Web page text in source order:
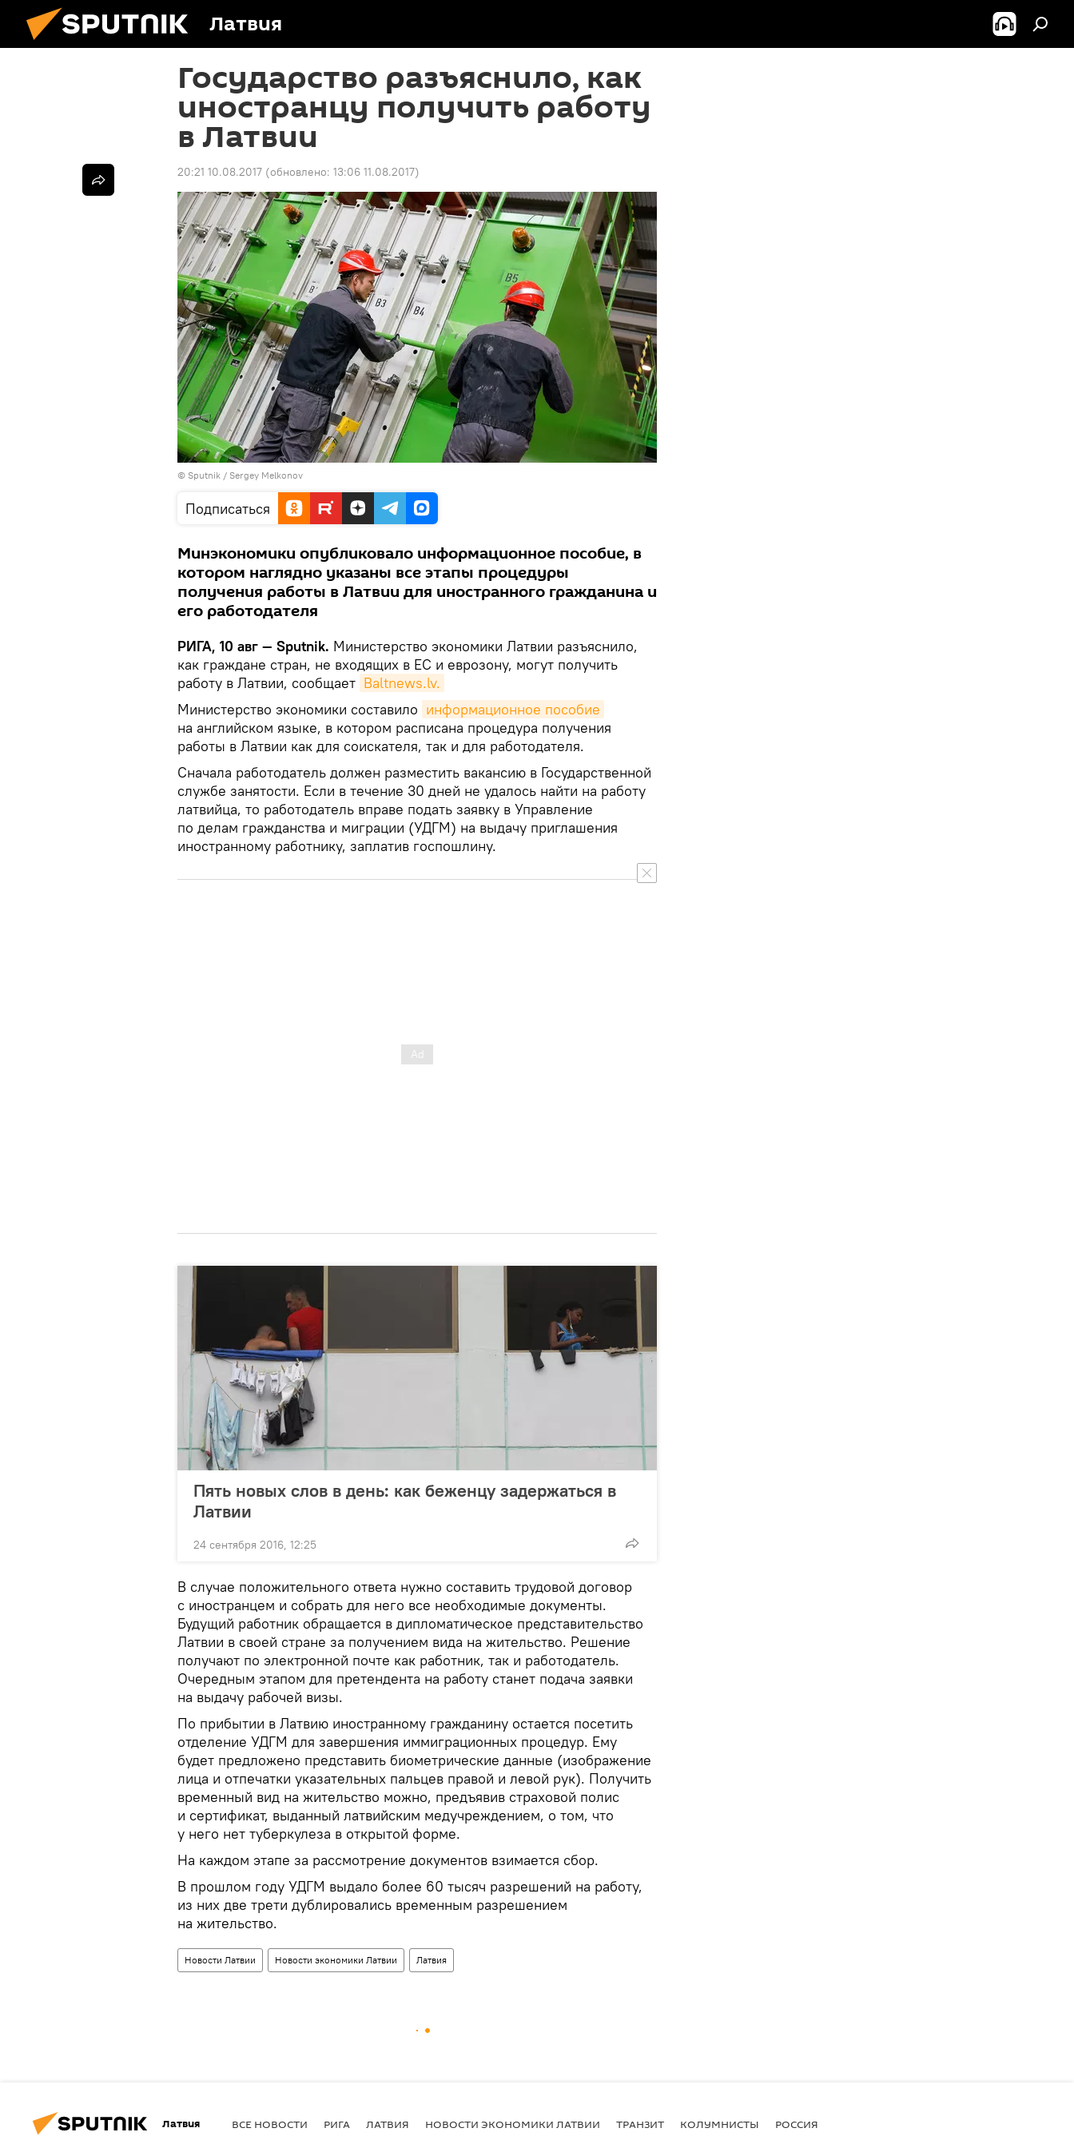
Латвия
Государство разъяснило, как
иностранцу получить работу
в Латвии
20:21 10.08.2017 (обновлено: 13:06 11.08.2017)
© Sputnik / Sergey Melkonov
Подписаться
Минэкономики опубликовало информационное пособие, в
котором наглядно указаны все этапы процедуры
получения работы в Латвии для иностранного гражданина и
его работодателя
РИГА, 10 авг — Sputnik. Министерство экономики Латвии разъяснило,
как граждане стран, не входящих в ЕС и еврозону, могут получить
работу в Латвии, сообщает Baltnews.lv.
Министерство экономики составило информационное пособие
на английском языке, в котором расписана процедура получения
работы в Латвии как для соискателя, так и для работодателя.
Сначала работодатель должен разместить вакансию в Государственной
службе занятости. Если в течение 30 дней не удалось найти на работу
латвийца, то работодатель вправе подать заявку в Управление
по делам гражданства и миграции (УДГМ) на выдачу приглашения
иностранному работнику, заплатив госпошлину.
Пять новых слов в день: как беженцу задержаться в
Латвии
24 сентября 2016, 12:25
В случае положительного ответа нужно составить трудовой договор
с иностранцем и собрать для него все необходимые документы.
Будущий работник обращается в дипломатическое представительство
Латвии в своей стране за получением вида на жительство. Решение
получают по электронной почте как работник, так и работодатель.
Очередным этапом для претендента на работу станет подача заявки
на выдачу рабочей визы.
По прибытии в Латвию иностранному гражданину остается посетить
отделение УДГМ для завершения иммиграционных процедур. Ему
будет предложено представить биометрические данные (изображение
лица и отпечатки указательных пальцев правой и левой рук). Получить
временный вид на жительство можно, предъявив страховой полис
и сертификат, выданный латвийским медучреждением, о том, что
у него нет туберкулеза в открытой форме.
На каждом этапе за рассмотрение документов взимается сбор.
В прошлом году УДГМ выдало более 60 тысяч разрешений на работу,
из них две трети дублировались временным разрешением
на жительство.
Новости Латвии Новости экономики Латвии Латвия
Латвия ВСЕ НОВОСТИ РИГА ЛАТВИЯ НОВОСТИ ЭКОНОМИКИ ЛАТВИИ ТРАНЗИТ КОЛУМНИСТЫ РОССИЯ